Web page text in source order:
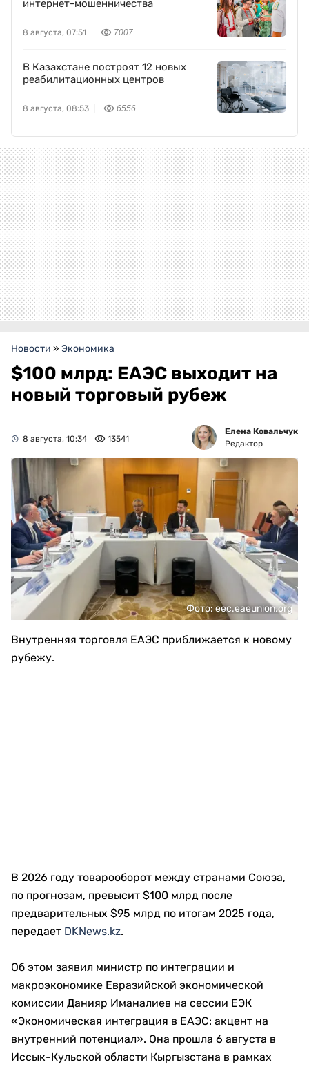
интернет-мошенничества
8 августа, 07:51 7007
В Казахстане построят 12 новых
реабилитационных центров
8 августа, 08:53 6556
Новости » Экономика
$100 млрд: ЕАЭС выходит на
новый торговый рубеж
8 августа, 10:34 13541
Елена Ковальчук
Редактор
Фото: eec.eaeunion.org
Внутренняя торговля ЕАЭС приближается к новому
рубежу.
В 2026 году товарооборот между странами Союза,
по прогнозам, превысит $100 млрд после
предварительных $95 млрд по итогам 2025 года,
передает DKNews.kz.
Об этом заявил министр по интеграции и
макроэкономике Евразийской экономической
комиссии Данияр Иманалиев на сессии ЕЭК
«Экономическая интеграция в ЕАЭС: акцент на
внутренний потенциал». Она прошла 6 августа в
Иссык-Кульской области Кыргызстана в рамках